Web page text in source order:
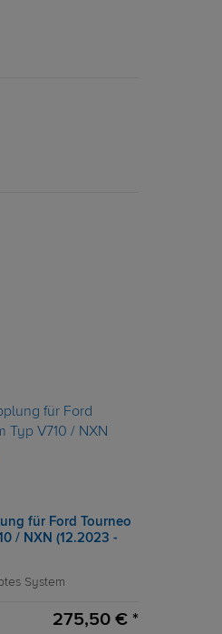
für Ford Tourneo
/ NXN (12.2023 -
System
275,50 € *